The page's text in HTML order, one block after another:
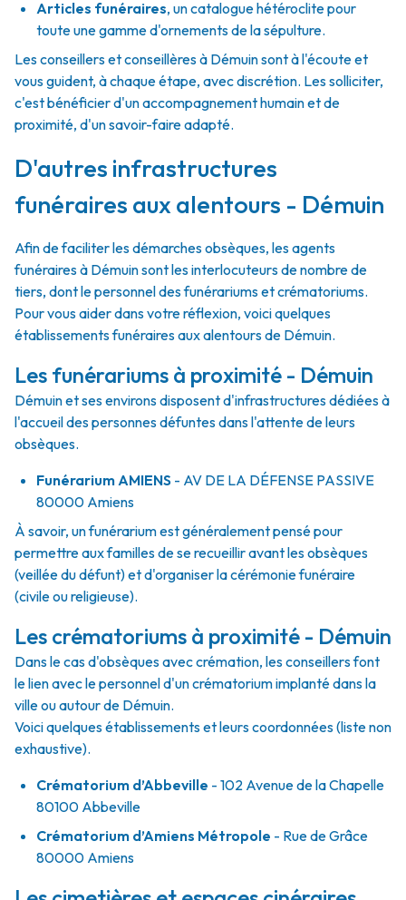
Articles funéraires, un catalogue hétéroclite pour
toute une gamme d'ornements de la sépulture.
Les conseillers et conseillères à Démuin sont à l'écoute et
vous guident, à chaque étape, avec discrétion. Les solliciter,
c'est bénéficier d'un accompagnement humain et de
proximité, d'un savoir-faire adapté.
D'autres infrastructures
funéraires aux alentours - Démuin
Afin de faciliter les démarches obsèques, les agents
funéraires à Démuin sont les interlocuteurs de nombre de
tiers, dont le personnel des funérariums et crématoriums.
Pour vous aider dans votre réflexion, voici quelques
établissements funéraires aux alentours de Démuin.
Les funérariums à proximité - Démuin
Démuin et ses environs disposent d'infrastructures dédiées à
l'accueil des personnes défuntes dans l'attente de leurs
obsèques.
FunérariumAMIENS - AV DE LA DÉFENSE PASSIVE
80000 Amiens
À savoir, un funérarium est généralement pensé pour
permettre aux familles de se recueillir avant les obsèques
(veillée du défunt) et d'organiser la cérémonie funéraire
(civile ou religieuse).
Les crématoriums à proximité - Démuin
Dans le cas d'obsèques avec crémation, les conseillers font
le lien avec le personnel d'un crématorium implanté dans la
ville ou autour de Démuin.
Voici quelques établissements et leurs coordonnées (liste non
exhaustive).
Crématorium d’Abbeville - 102 Avenue de la Chapelle
80100 Abbeville
Crématorium d’Amiens Métropole - Rue de Grâce
80000 Amiens